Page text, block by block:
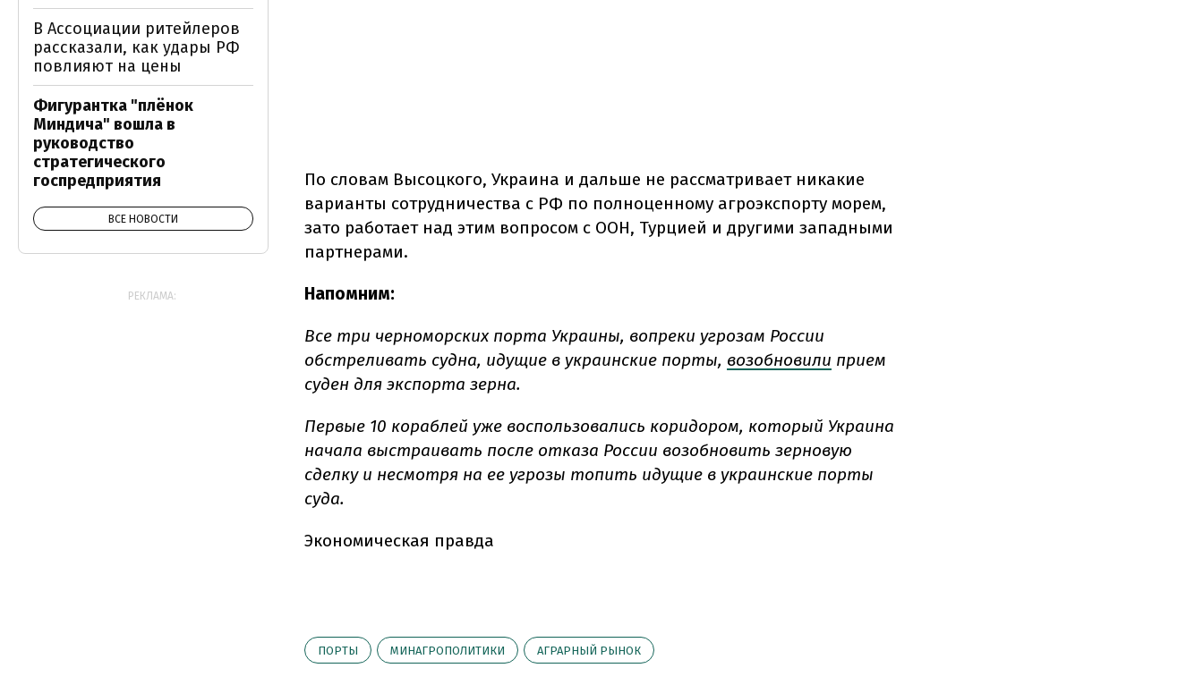
По словам Высоцкого, Украина и дальше не рассматривает никакие
варианты сотрудничества с РФ по полноценному агроэкспорту морем,
зато работает над этим вопросом с ООН, Турцией и другими западными
партнерами.
Напомним:
Все три черноморских порта Украины, вопреки угрозам России
обстреливать судна, идущие в украинские порты, возобновили прием
суден для экспорта зерна.
Первые 10 кораблей уже воспользовались коридором, который Украина
начала выстраивать после отказа России возобновить зерновую
сделку и несмотря на ее угрозы топить идущие в украинские порты
суда.
Экономическая правда
ПОРТЫ МИНАГРОПОЛИТИКИ АГРАРНЫЙ РЫНОК
В Ассоциации ритейлеров
рассказали, как удары РФ
повлияют на цены
Фигурантка "плёнок
Миндича" вошла в
руководство
стратегического
госпредприятия
ВСЕ НОВОСТИ
РЕКЛАМА: